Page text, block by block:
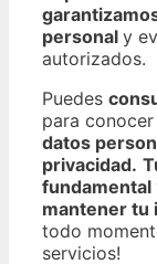
personal y
autorizados.
Puedes
para
datos
privacidad.
fundamental
mantener tu
todo
servicios!